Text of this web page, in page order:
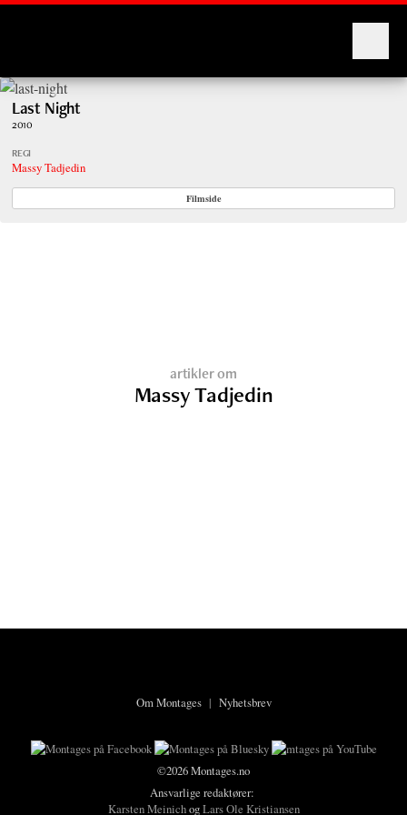
Last Night
2010
REGI
Massy Tadjedin
Filmside
artikler om
Massy Tadjedin
Om Montages| Nyhetsbrev
©2026 Montages.no
Ansvarlige redaktører:
Karsten MeinichogLars Ole Kristiansen